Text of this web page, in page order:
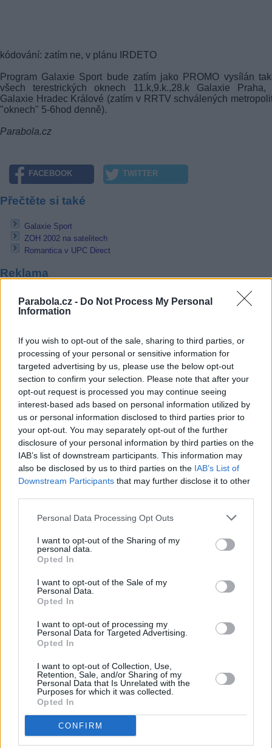
Parabola.cz - Do Not Process My Personal
Information
If you wish to opt-out of the sale, sharing to third parties, or
processing of your personal or sensitive information for
targeted advertising by us, please use the below opt-out
section to confirm your selection. Please note that after your
opt-out request is processed you may continue seeing
interest-based ads based on personal information utilized by
us or personal information disclosed to third parties prior to
your opt-out. You may separately opt-out of the further
disclosure of your personal information by third parties on the
IAB’s list of downstream participants. This information may
also be disclosed by us to third parties on the IAB’s List of
Downstream Participants that may further disclose it to other
Personal Data Processing Opt Outs
I want to opt-out of the Sharing of my
personal data.
Opted In
I want to opt-out of the Sale of my
Personal Data.
Opted In
I want to opt-out of processing my
Personal Data for Targeted Advertising.
Opted In
I want to opt-out of Collection, Use,
Retention, Sale, and/or Sharing of my
Personal Data that Is Unrelated with the
Purposes for which it was collected.
Opted In
CONFIRM
kódování: zatím ne, v plánu IRDETO
Program Galaxie Sport bude zatím jako PROMO vysílán
všech terestrických oknech 11.k,9.k.,28.k Galaxie Praha,
Galaxie Hradec Králové (zatím v RRTV schválených
"oknech" 5-6hod denně).
Parabola.cz
FACEBOOK TWITTER
Přečtěte si také
Galaxie Sport
ZOH 2002 na satelitech
Romantica v UPC Direct
Reklama
Pracovní nabídky
07.08.2026 - Bosch Powertrain s.r.o. Jihlava • obsluha CNC strojů •
48.400 Kč • náborový bonus 50.000 Kč • příspěvek na ubytování
okres Jihlava)
06.08.2026 -
Bosch Powertrain s.r.o. Jihlava • CNC operátor• mzda
Kč • náborový bonus 50.000 Kč • příspěvek na ubytování (Jihlava,
Jihlava)
06.08.2026 -Bosch Powertrain s.r.o. • montážní dělník • mzda 44.700
týdenní zálohy na mzdu 2.000 Kč (Jihlava, okres Jihlava)
06.08.2026 -Bosch Powertrain s.r.o. Jihlava • práce ve skladu • mzda
48.400 Kč • náborový bonus 50.000 Kč • ubytování (Jihlava, okres
... další nabídky zaměstnání
Vybrané články
Prima sport - co nabídne v prvním
vysílacím týdnu
Parabola.cz- web o satelitní, terestrické a kabelové televizi, ©
Dovolená u moře•Bazény